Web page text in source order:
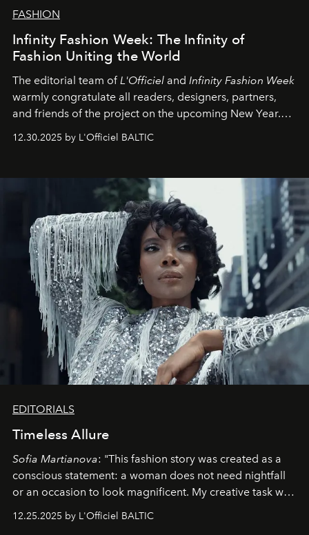
FASHION
Infinity Fashion Week: The Infinity of
Fashion Uniting the World
The editorial team of L'Officiel and Infinity Fashion Week
warmly congratulate all readers, designers, partners,
and friends of the project on the upcoming New Year.
achievements.
12.30.2025 by L'Officiel BALTIC
EDITORIALS
Timeless Allure
Sofia Martianova: "This fashion story was created as a
conscious statement: a woman does not need nightfall
or an occasion to look magnificent. My creative task was
that lives freely, confidently, and without permission. I
12.25.2025 by L'Officiel BALTIC